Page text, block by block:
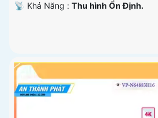
️📡 Khả Năng : Thu hình Ổn Định.